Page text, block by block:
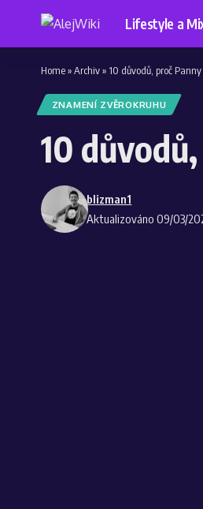
Lifestyle a
Home»Archiv» 10 důvodů, proč
ZNAMENÍ ZVĚROKRUHU
10
Aktualizováno 09/03/
blizman1